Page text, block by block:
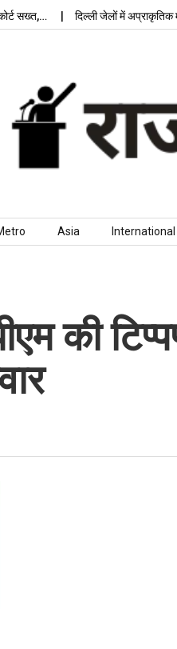
सख्त,… दिल्ली जेलों में अप्राकृतिक मौत
Asia International
की